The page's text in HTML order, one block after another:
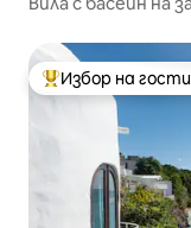
Най-популярен
Избор на